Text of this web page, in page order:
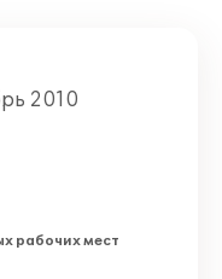
2010
рабочих мест